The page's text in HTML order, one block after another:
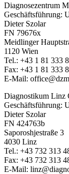
Diagnosezentrum
Geschäftsführung:
Dieter Szolar
FN 79676x
Meidlinger
1120 Wien
Tel.: +43 1 81 333
Fax: +43 1 81 333
E-Mail:
Diagnostikum Linz
Geschäftsführung:
Dieter Szolar
FN 424763b
Saporoshjestraße 3
4030 Linz
Tel.: +43 732 313
Fax: +43 732 313
E-Mail: